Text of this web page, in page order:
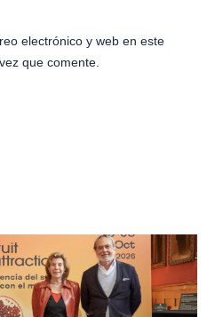
electrónico y web en este
que comente.
Page Page